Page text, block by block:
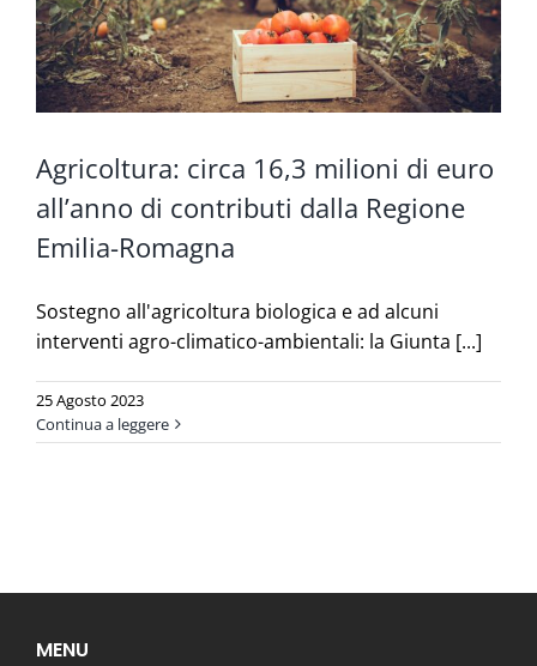
Agricoltura: circa 16,3 milioni di euro
all’anno di contributi dalla Regione
Emilia-Romagna
Sostegno all'agricoltura biologica e ad alcuni
interventi agro-climatico-ambientali: la Giunta [...]
25 Agosto 2023
Continua a leggere
MENU